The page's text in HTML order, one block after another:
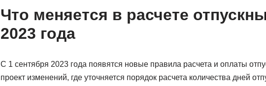
Что меняется в расчете
2023 года
С 1 сентября 2023 года появятся новые правила расчета и оплаты
проект изменений, где уточняется порядок расчета количества дней